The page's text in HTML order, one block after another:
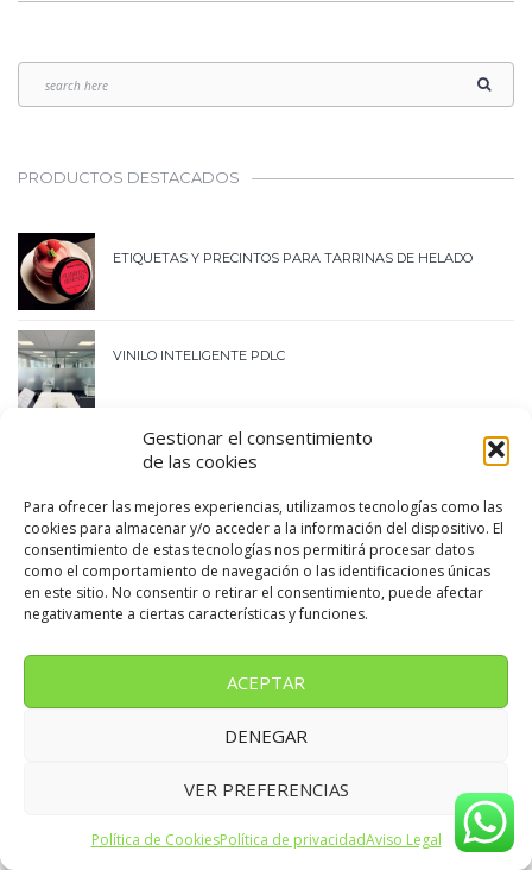
Gestionar el consentimiento
de las cookies
Para ofrecer las mejores experiencias, utilizamos tecnologías como las
cookies para almacenar y/o acceder a la información del dispositivo. El
consentimiento de estas tecnologías nos permitirá procesar datos
como el comportamiento de navegación o las identificaciones únicas
en este sitio. No consentir o retirar el consentimiento, puede afectar
negativamente a ciertas características y funciones.
ACEPTAR
DENEGAR
VER PREFERENCIAS
Política de CookiesPolítica de privacidadAviso Legal
PRODUCTOS DESTACADOS
ETIQUETAS Y PRECINTOS PARA TARRINAS DE HELADO
VINILO INTELIGENTE PDLC
PRECINTO DE GARANTÍA PARA PALILLOS CHINOS
PALILLOS CON BANDERITA PARA HAMBURGUESAS
Tipos de rótulos luminosos para negocios: cuál elegir
Cómo elegir el rótulo perfecto para tu negocio